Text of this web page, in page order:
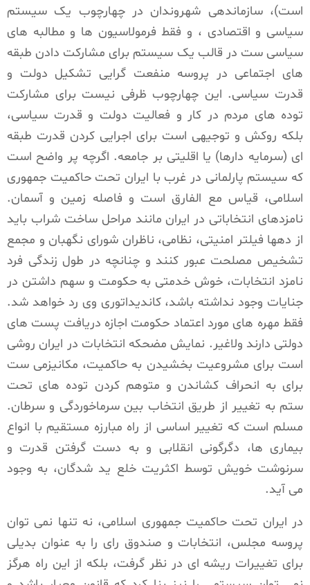
است)، سازماندهی شهروندان در چهارچوب یک سیستم
سیاسی و اقتصادی ، و فقط فرمولاسیون ها و مطالبه های
سیاسی ست در قالب یک سیستم برای مشارکت دادن طبقه
های اجتماعی در پروسه منفعت گرایی تشکیل دولت و
قدرت سیاسی. این چهارچوب ظرفی نیست برای مشارکت
توده های مردم در کار و فعالیت دولت و قدرت سیاسی،
بلکه روکش و توجیهی است برای اجرایی کردن قدرت طبقه
ای (سرمایه دارها) یا اقلیتی بر جامعه. اگرچه پر واضح است
که سیستم پارلمانی در غرب با ایران تحت حاکمیت جمهوری
اسلامی، قیاس مع الفارق است و فاصله زمین و آسمان.
نامزدهای انتخاباتی در ایران مانند مراحل ساخت شراب باید
از دهها فیلتر امنیتی، نظامی، ناظران شورای نگهبان و مجمع
تشخیص مصلحت عبور کنند و چنانچه در طول زندگی فرد
نامزد انتخابات، خوش خدمتی به حکومت و سهم داشتن در
جنایات وجود نداشته باشد، کاندیداتوری وی رد خواهد شد.
فقط مهره های مورد اعتماد حکومت اجازه دریافت پست های
دولتی دارند ولاغیر. نمایش مضحکه انتخابات در ایران روشی
است برای مشروعیت بخشیدن به حاکمیت، مکانیزمی ست
برای به انحراف کشاندن و متوهم کردن توده های تحت
ستم به تغییر از طریق انتخاب بین سرماخوردگی و سرطان.
مسلم است که تغییر اساسی از راه مبارزه مستقیم با انواع
بیماری ها، دگرگونی انقلابی و به دست گرفتن قدرت و
سرنوشت خویش توسط اکثریت خلع ید شدگان، به وجود
می آید.
در ایران تحت حاکمیت جمهوری اسلامی، نه تنها نمی توان
پروسه مجلس، انتخابات و صندوق رای را به عنوان بدیلی
برای تغییرات ریشه ای در نظر گرفت، بلکه از این راه هرگز